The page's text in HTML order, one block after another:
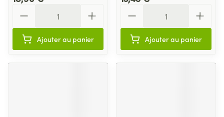
Ajouter au panier Ajouter au panier